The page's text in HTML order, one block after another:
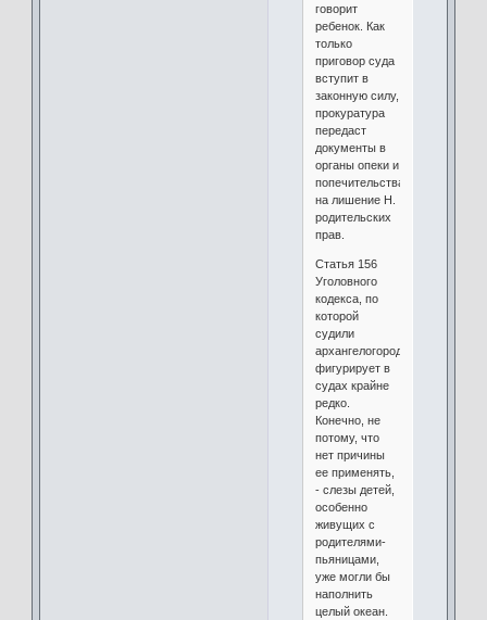
говорит
ребенок. Как
только
приговор суда
вступит в
законную силу,
прокуратура
передаст
документы в
органы опеки и
попечительства
на лишение Н.
родительских
прав.
Статья 156
Уголовного
кодекса, по
которой
судили
архангелогородок,
фигурирует в
судах крайне
редко.
Конечно, не
потому, что
нет причины
ее применять,
- слезы детей,
особенно
живущих с
родителями-
пьяницами,
уже могли бы
наполнить
целый океан.